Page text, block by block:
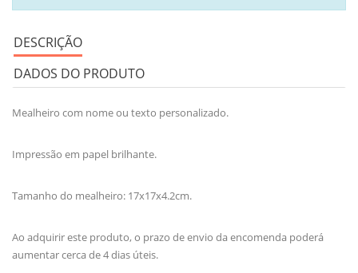
DESCRIÇÃO
DADOS DO PRODUTO
Mealheiro com nome ou texto personalizado.
Impressão em papel brilhante.
Tamanho do mealheiro: 17x17x4.2cm.
Ao adquirir este produto, o prazo de envio da encomenda poderá
aumentar cerca de 4 dias úteis.